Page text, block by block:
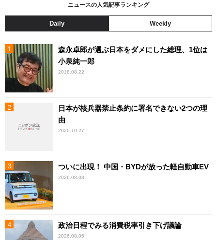
ニュースの人気記事ランキング
Daily Weekly
森永卓郎が選ぶ日本をダメにした総理、1位は
小泉純一郎
2018.08.22
日本が核兵器禁止条約に署名できない2つの理
由
2020.10.27
ついに出現！ 中国・BYDが放った軽自動車EV
2026.08.03
政治日程でみる消費税率引き下げ議論
2026.08.06